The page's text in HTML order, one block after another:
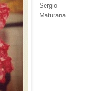
Sergio
Maturana